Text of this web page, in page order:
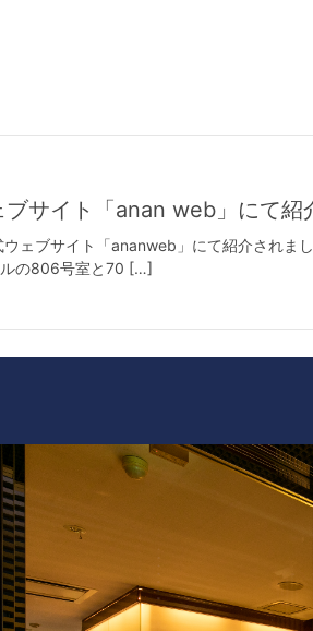
サイト「anan web」にて紹
ブサイト「ananweb」にて紹介されま
ルの806号室と70 […]